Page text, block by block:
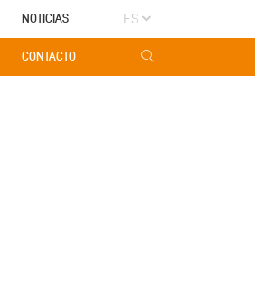
NOTICIAS ES
CONTACTO